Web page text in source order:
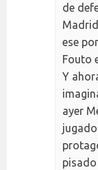
de
ese
Fouto
Y
ayer
pisado